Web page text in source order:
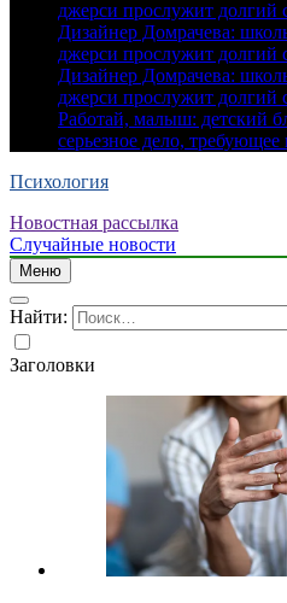
джерси прослужит долгий
Дизайнер Домрачева:
джерси прослужит долгий
Дизайнер Домрачева:
джерси прослужит долгий
Работай, малыш: детский
серьезное дело,
Психология
Новостная рассылка
Случайные новости
Меню
Найти:
Заголовки